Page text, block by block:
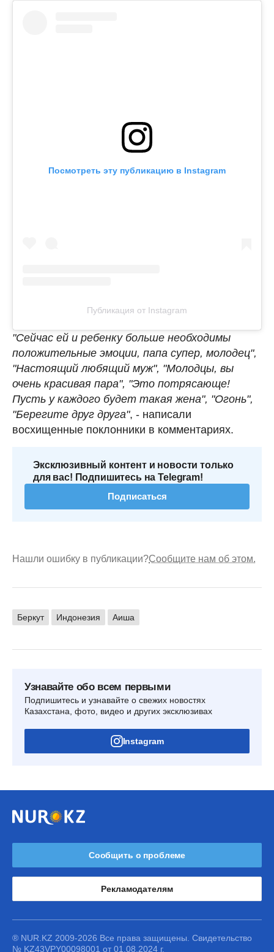
Посмотреть эту публикацию в Instagram
Публикация от Instagram
"Сейчас ей и ребенку больше необходимы
положительные эмоции, папа супер, молодец",
"Настоящий любящий муж", "Молодцы, вы
очень красивая пара", "Это потрясающе!
Пусть у каждого будет такая жена", "Огонь",
"Берегите друг друга", - написали
восхищенные поклонники в комментариях.
Эксклюзивный контент и новости только
для вас! Подпишитесь на Telegram!
Подписаться
Нашли ошибку в публикации?Сообщите нам об этом.
Беркут Индонезия Аиша
Узнавайте обо всем первыми
Подпишитесь и узнавайте о свежих новостях
Казахстана, фото, видео и других эксклюзивах
Instagram
Сообщить о проблеме
Рекламодателям
® NUR.KZ 2009-2026 Все права защищены. Свидетельство
№ KZ43VPY00098001 от 01.08.2024 г.